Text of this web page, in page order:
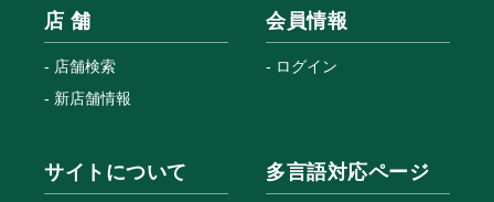
店 舗
店舗検索
新店舗情報
会員情報
ログイン
サイトについて 多言語対応ページ